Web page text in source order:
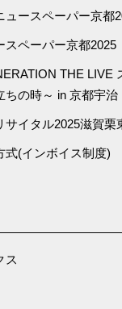
ュースペーパー京都
スペーパー京都2025
THE LIVE
ちの時～ in 京都宇治
サイタル2025滋賀栗
式(インボイス制度)
ス